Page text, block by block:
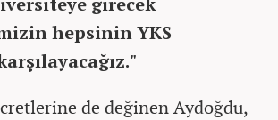
hepsinin YKS
de değinen Aydoğdu,